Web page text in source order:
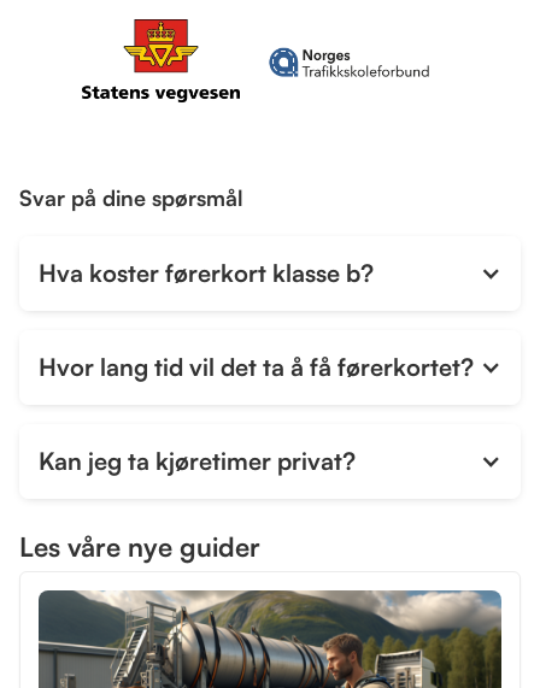
Svar på dine spørsmål
Hva koster førerkort klasse b?
Hvor lang tid vil det ta å få førerkortet?
Kan jeg ta kjøretimer privat?
Les våre nye guider